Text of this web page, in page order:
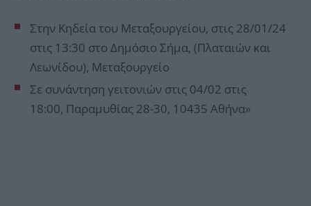
Στην Κηδεία του Μεταξουργείου, στις 28/01/24
στις 13:30 στο Δημόσιο Σήμα, (Πλαταιών και
Λεωνίδου), Μεταξουργείο
Σε συνάντηση γειτονιών στις 04/02 στις
18:00, Παραμυθίας 28-30, 10435 Αθήνα»